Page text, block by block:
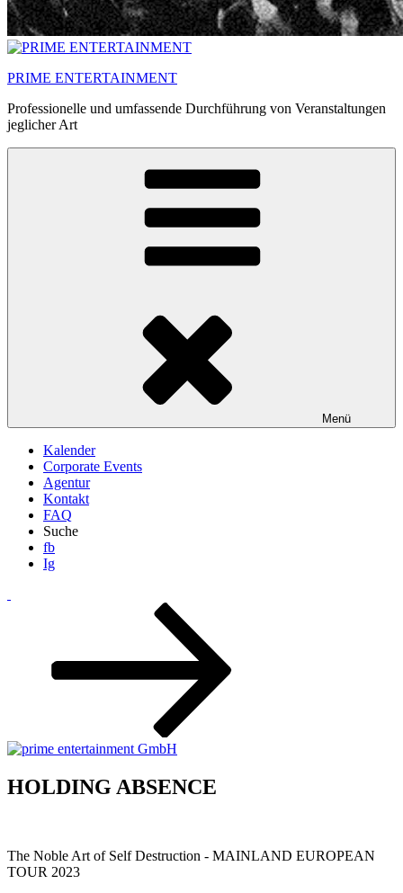
PRIME ENTERTAINMENT
Professionelle und umfassende Durchführung von Veranstaltungen
jeglicher Art
Menü
Kalender
Corporate Events
Agentur
Kontakt
FAQ
Suche
fb
Ig
HOLDING ABSENCE
The Noble Art of Self Destruction - MAINLAND EUROPEAN
TOUR 2023